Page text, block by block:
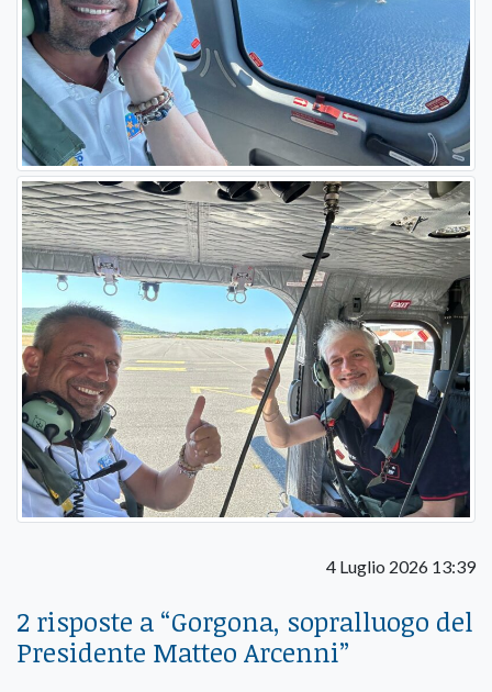
4 Luglio 2026 13:39
2 risposte a “Gorgona, sopralluogo del
Presidente Matteo Arcenni”